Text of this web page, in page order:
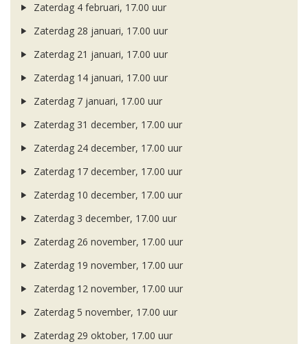
Zaterdag 4 februari, 17.00 uur
Zaterdag 28 januari, 17.00 uur
Zaterdag 21 januari, 17.00 uur
Zaterdag 14 januari, 17.00 uur
Zaterdag 7 januari, 17.00 uur
Zaterdag 31 december, 17.00 uur
Zaterdag 24 december, 17.00 uur
Zaterdag 17 december, 17.00 uur
Zaterdag 10 december, 17.00 uur
Zaterdag 3 december, 17.00 uur
Zaterdag 26 november, 17.00 uur
Zaterdag 19 november, 17.00 uur
Zaterdag 12 november, 17.00 uur
Zaterdag 5 november, 17.00 uur
Zaterdag 29 oktober, 17.00 uur